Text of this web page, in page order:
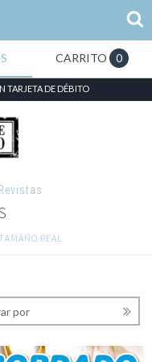
CARRITO 0
TARJETA DE DÉBITO
REAL
por